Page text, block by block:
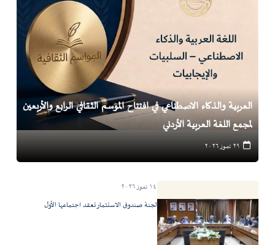
العربية والذكاء الاصطناعي في افتتاح الموسم الثقافي الرابع والأربعين
لمجمع اللغة العربية الأردني
٢٩ تموز ٢٠٢٦
١٤ تموز ٢٠٢٦
لجنة صندوق الاستثمار تعقد اجتماعها الأول